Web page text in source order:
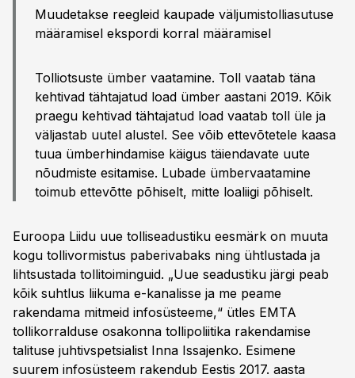
Muudetakse reegleid kaupade väljumistolliasutuse
määramisel ekspordi korral määramisel
Tolliotsuste ümber vaatamine. Toll vaatab täna
kehtivad tähtajatud load ümber aastani 2019. Kõik
praegu kehtivad tähtajatud load vaatab toll üle ja
väljastab uutel alustel. See võib ettevõtetele kaasa
tuua ümberhindamise käigus täiendavate uute
nõudmiste esitamise. Lubade ümbervaatamine
toimub ettevõtte põhiselt, mitte loaliigi põhiselt.
Euroopa Liidu uue tolliseadustiku eesmärk on muuta
kogu tollivormistus paberivabaks ning ühtlustada ja
lihtsustada tollitoiminguid. „Uue seadustiku järgi peab
kõik suhtlus liikuma e-kanalisse ja me peame
rakendama mitmeid infosüsteeme,“ ütles EMTA
tollikorralduse osakonna tollipoliitika rakendamise
talituse juhtivspetsialist Inna Issajenko. Esimene
suurem infosüsteem rakendub Eestis 2017. aasta